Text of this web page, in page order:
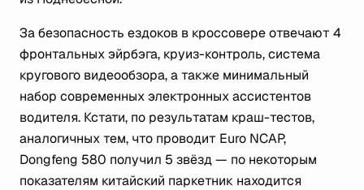
За безопасность ездоков в кроссовере отвечают 4
фронтальных эйрбэга, круиз-контроль, система
кругового видеообзора, а также минимальный
набор современных электронных ассистентов
водителя. Кстати, по результатам краш-тестов,
аналогичных тем, что проводит Euro NCAP,
Dongfeng 580 получил 5 звёзд — по некоторым
показателям китайский паркетник находится